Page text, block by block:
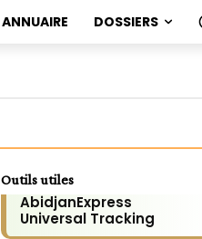
ANNUAIRE DOSSIERS
Outils utiles
AbidjanExpress
Universal Tracking